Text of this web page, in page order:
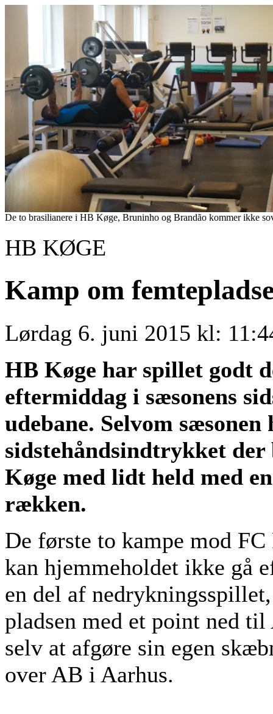
De to brasilianere i HB Køge, Bruninho og Brandão kommer ikke
HB KØGE
Kamp om
Lørdag 6. juni 2015 kl:
HB Køge har spillet godt
eftermiddag i sæsonens
udebane. Selvom
sidstehåndsindtrykket
Køge med lidt held med
rækken.
De første to kampe mod
kan hjemmeholdet ikke gå
en del af
pladsen med et point ned
selv at afgøre sin egen
over AB i Aarhus.